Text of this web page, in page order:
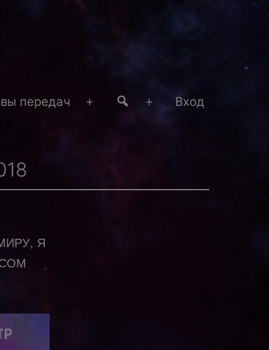
передач
Открыть
Открыть
Вход
Я